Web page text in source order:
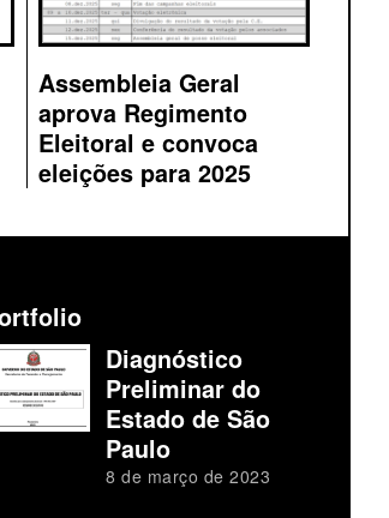
Assembleia Geral
aprova Regimento
Eleitoral e convoca
eleições para 2025
Diagnóstico
Preliminar do
Estado de São
Paulo
8 de março de 2023